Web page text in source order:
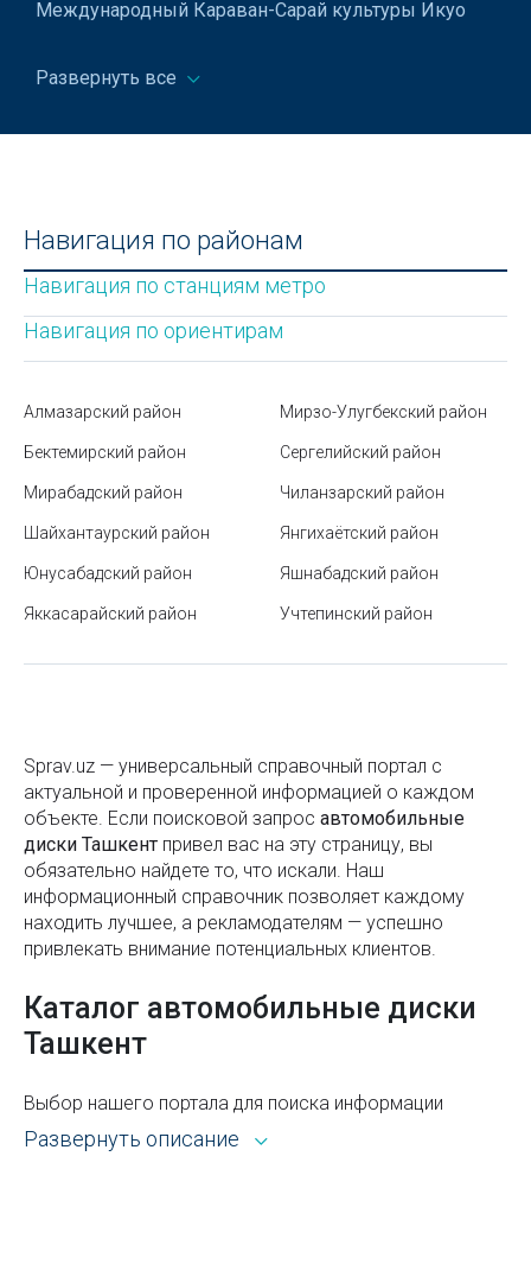
Автомобильные стекла
Дорожные катки
Седельные тягачи
Бензовозы
Экспертиза состояния автомобиля
Электромобили
Автоматические парковочные системы
Автомобильные кондиционеры
Автомобильные амортизаторы
Газодизель - установка
ГАИ
Гаражное оборудование
Присадки в бензин
Автомобильные шумоизоляционные материалы
Международный Караван-Сарай культуры Икуо
Как зарегистрировать IMEI в Узбекистане
Национальный парк Узбекистана имени Алишера
Форматы файлов
Как составить резюме для устройства на работу
Парки Ташкента
виды, преимущества и тенденции
Виды логотипов
Как восстановить утерянные водительские права:
пространство с офисной мебелью
Что лучше реализовать во дворе: систему
охлаждения водным туманом или обычный
микроклимат разбрызгивателями
Парк Ашхабад в Ташкенте
Сайты в Узбекистане
Как успешно пройти собеседование на работу
Службы первой помощи в Узбекистане
Как выбрать учебный центр в Узбекистане
Как законно установить лежачий полицейский?
Развернуть все
Навигация по районам
Навигация по станциям метро
Навигация по ориентирам
Алмазарский район
Бектемирский район
Мирабадский район
Мирзо-Улугбекский район
Сергелийский район
Чиланзарский район
Шайхантаурский район
Юнусабадский район
Яккасарайский район
Янгихаётский район
Яшнабадский район
Учтепинский район
Sprav.uz — универсальный справочный портал с
актуальной и проверенной информацией о каждом
объекте. Если поисковой запроc автомобильные
диски Ташкент привел вас на эту страницу, вы
обязательно найдете то, что искали. Наш
информационный справочник позволяет каждому
находить лучшее, а рекламодателям — успешно
привлекать внимание потенциальных клиентов.
Каталог автомобильные диски
Ташкент
Выбор нашего портала для поиска информации
открывает широкие возможности. Каталог Sprav для
пользователей и рекламодателей — это:
Развернуть описание